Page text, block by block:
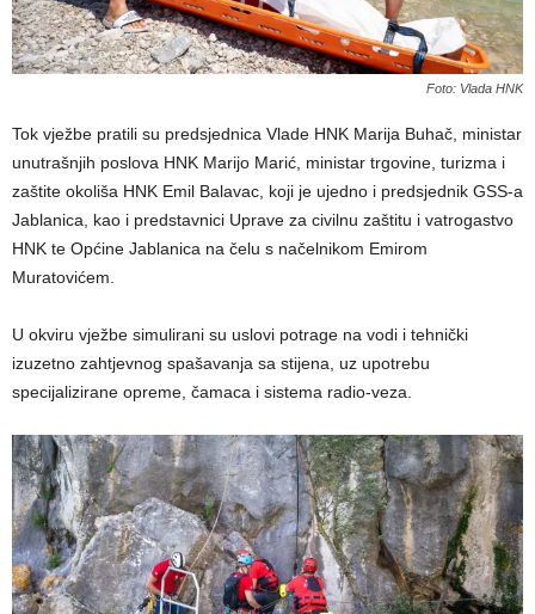
Foto: Vlada HNK
Tok vježbe pratili su predsjednica Vlade HNK Marija Buhač, ministar
unutrašnjih poslova HNK Marijo Marić, ministar trgovine, turizma i
zaštite okoliša HNK Emil Balavac, koji je ujedno i predsjednik GSS-a
Jablanica, kao i predstavnici Uprave za civilnu zaštitu i vatrogastvo
HNK te Općine Jablanica na čelu s načelnikom Emirom
Muratovićem.
U okviru vježbe simulirani su uslovi potrage na vodi i tehnički
izuzetno zahtjevnog spašavanja sa stijena, uz upotrebu
specijalizirane opreme, čamaca i sistema radio-veza.